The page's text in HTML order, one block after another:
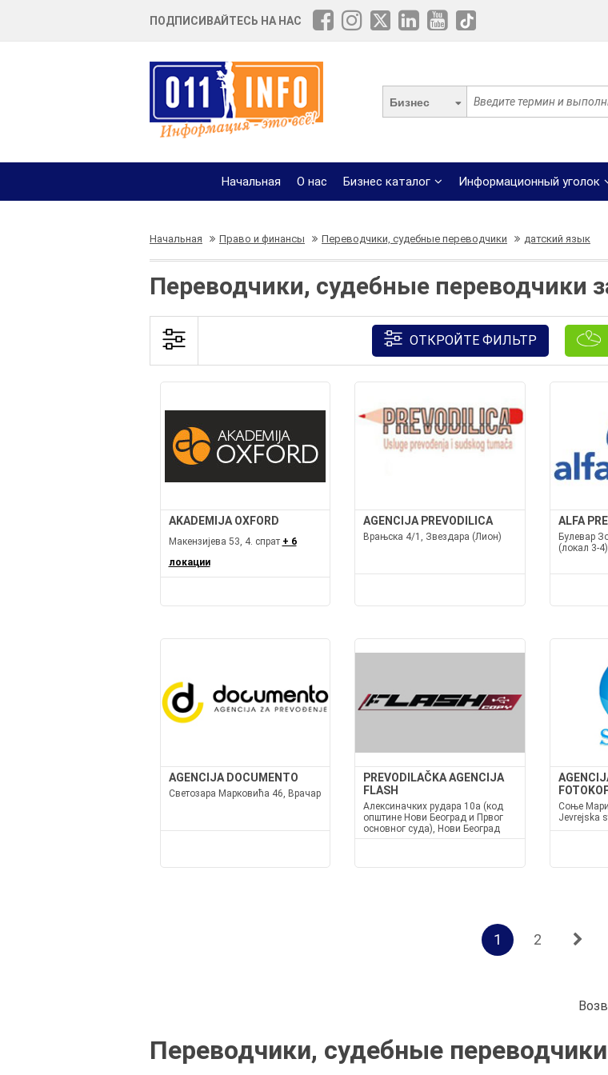
ПОДПИСИВАЙТЕСЬ НА НАС
Бизнес
Начальная О нас Бизнес каталог Информационный уголок
Начальная Право и финансы Переводчики, судебные переводчики датский язык
Переводчики, судебные переводчики
ОТКРОЙТЕ ФИЛЬТР
AKADEMIJA OXFORD
Макензијева 53, 4. спрат + 6
локации
AGENCIJA PREVODILICA
Врањска 4/1, Звездара (Лион)
ALFA
Булевар
(локал 3-
AGENCIJA DOCUMENTO
Светозара Марковића 46, Врачар
PREVODILAČKA AGENCIJA
FLASH
Алексиначких рудара 10а (код
општине Нови Београд и Првог
основног суда), Нови Београд
Соње
Jevrejska
1 2
Переводчики, судебные